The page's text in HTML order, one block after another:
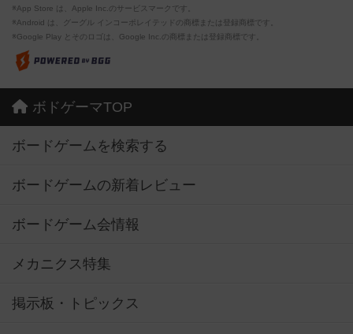
※App Store は、Apple Inc.のサービスマークです。
※Android は、グーグル インコーポレイテッドの商標または登録商標です。
※Google Play とそのロゴは、Google Inc.の商標または登録商標です。
ボドゲーマTOP
ボードゲームを検索する
ボードゲームの新着レビュー
ボードゲーム会情報
メカニクス特集
掲示板・トピックス